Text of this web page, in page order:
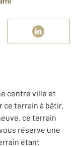
centre ville et
ce terrain à bâtir.
ce terrain
réserve une
étant